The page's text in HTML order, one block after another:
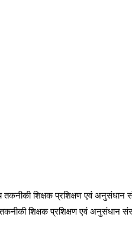
तकनीकी शिक्षक प्रशिक्षण एवं
शिक्षक प्रशिक्षण एवं अनुसंधान